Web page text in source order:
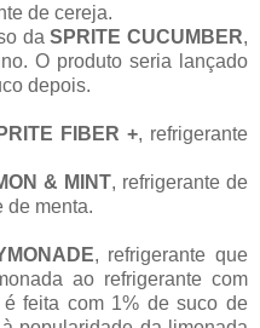
de cereja.
daSPRITE CUCUMBER,
O produto seria lançado
depois.
FIBER +, refrigerante
& MINT, refrigerante de
de menta.
, refrigerante que
ao refrigerante com
feita com 1% de suco de